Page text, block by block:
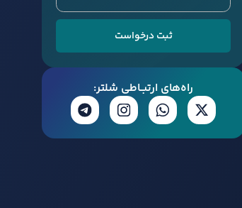
ثبت درخواست
راه‌های ارتبــاطی شلتر: